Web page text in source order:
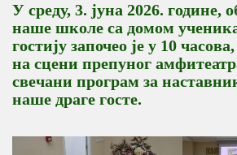
У среду, 3. јуна 2026. године,
наше школе са домом
гостију започео је у 10
на сцени препуног
свечани програм за
наше драге госте.